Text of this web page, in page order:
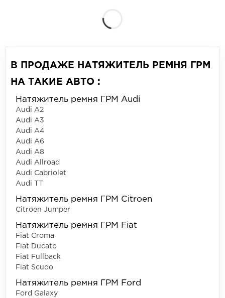
В ПРОДАЖЕ НАТЯЖИТЕЛЬ РЕМНЯ ГРМ
НА ТАКИЕ АВТО :
Натяжитель ремня ГРМ Audi
Audi A2
Audi A3
Audi A4
Audi A6
Audi A8
Audi Allroad
Audi Cabriolet
Audi TT
Натяжитель ремня ГРМ Citroen
Citroen Jumper
Натяжитель ремня ГРМ Fiat
Fiat Croma
Fiat Ducato
Fiat Fullback
Fiat Scudo
Натяжитель ремня ГРМ Ford
Ford Galaxy